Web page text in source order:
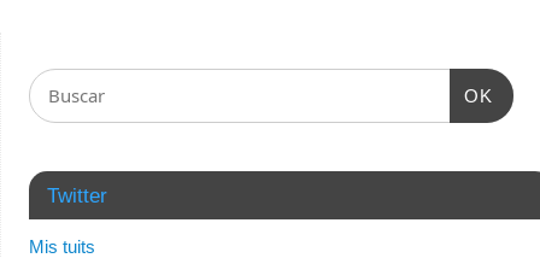
OK
Twitter
Mis tuits